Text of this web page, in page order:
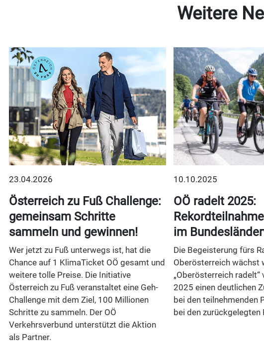
Weitere
23.04.2026
Österreich zu Fuß Challenge:
gemeinsam Schritte
sammeln und gewinnen!
Wer jetzt zu Fuß unterwegs ist, hat die
Chance auf 1 KlimaTicket OÖ gesamt und
weitere tolle Preise. Die Initiative
Österreich zu Fuß veranstaltet eine Geh-
Challenge mit dem Ziel, 100 Millionen
Schritte zu sammeln. Der OÖ
Verkehrsverbund unterstützt die Aktion
als Partner.
10.10.2025
OÖ radelt 2025:
im
Die Begeisterung fürs
Oberösterreich wächst
„Oberösterreich radelt“
2025 einen deutlichen
bei den teilnehmenden
bei den zurückgelegten